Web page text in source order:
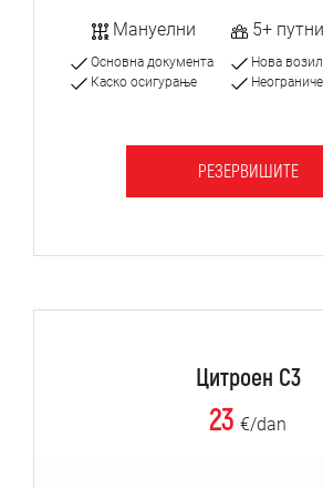
Мануелни 5+
Основна документа
Каско осигурање
Нова
РЕЗЕРВИШИТЕ
Цитроен C3
23 €/dan